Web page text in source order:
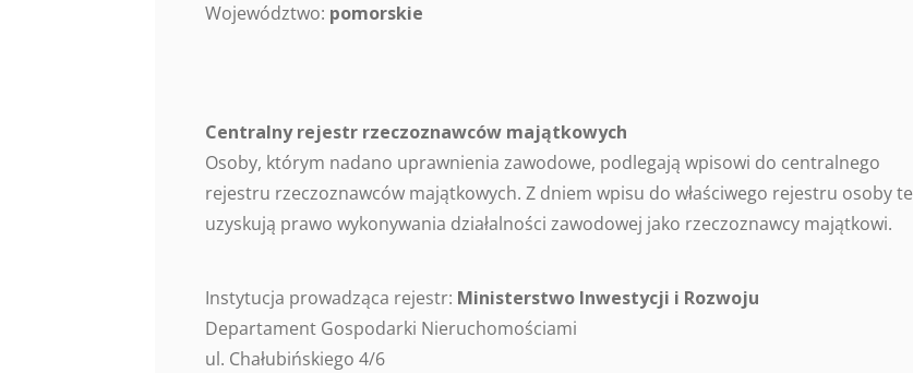
Województwo: pomorskie
Centralny rejestr rzeczoznawców majątkowych
Osoby, którym nadano uprawnienia zawodowe, podlegają wpisowi do centralnego
rejestru rzeczoznawców majątkowych. Z dniem wpisu do właściwego rejestru osoby te
uzyskują prawo wykonywania działalności zawodowej jako rzeczoznawcy majątkowi.
Instytucja prowadząca rejestr: Ministerstwo Inwestycji i Rozwoju
Departament Gospodarki Nieruchomościami
ul. Chałubińskiego 4/6